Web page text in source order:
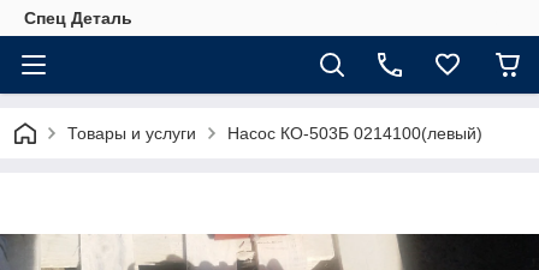
Спец Деталь
Товары и услуги Насос КО-503Б 0214100(левый)